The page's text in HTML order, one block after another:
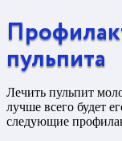
пульпита
Лечить пульпит
лучше всего будет
следующие